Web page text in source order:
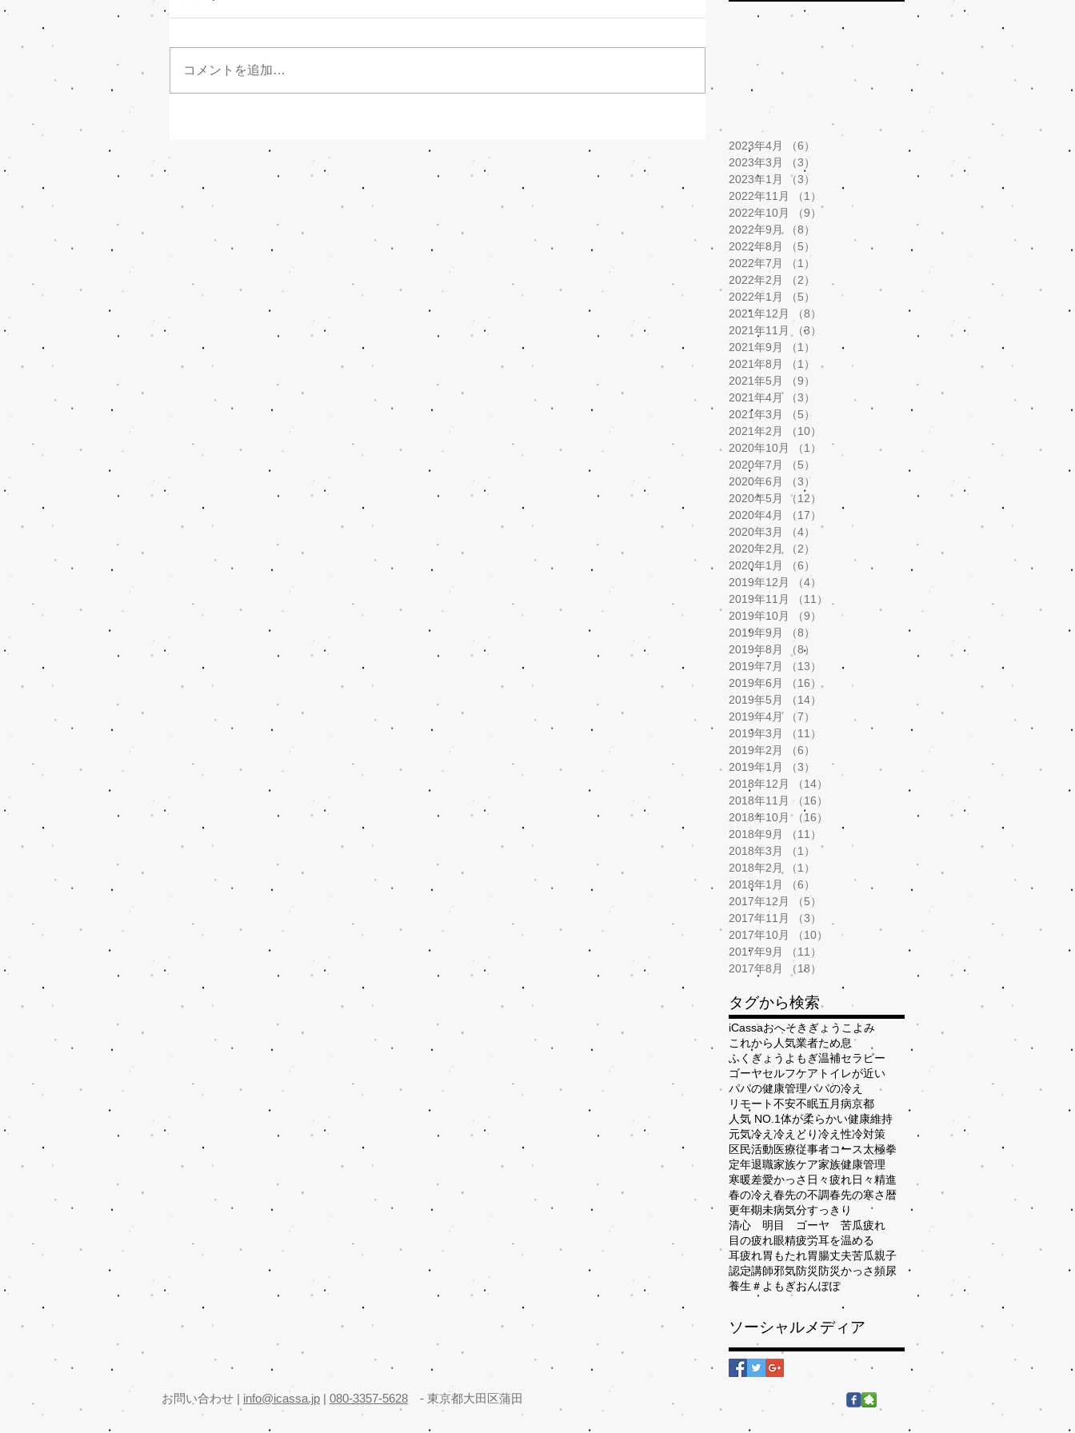
コメントを追加…
2023年4月 （6）
2023年3月
（3）
2023年1月
（3）
2022年11月
（1）
2022年10月
（9） 9件の記事
2022年9月
（8）
2022年8月
（5）
5件の記事
2022年7月
（1）
2022年2月
（2）
2022年1月
（5）
5件の記事
2021年12月
（8）
2021年11月
（3）
2021年9月
（1）
1件の記事
2021年8月
（1）
1件の記事
2021年5月
（9）
2021年4月
（3）
3件の記事
2021年3月
（5）
2021年2月
（10）
2020年10月
（1）
1件の記事
2020年7月
（5）
2020年6月
（3）
2020年5月
（12）
2020年4月
（17）
2020年3月
（4）
4件の記事
2020年2月
（2）
2020年1月
（6）
6件の記事
2019年12月
（4）
2019年11月
（11）
2019年10月
（9）
9件の記事
2019年9月
（8）
2019年8月
（8）
2019年7月
（13）
13件の記事
2019年6月
（16） 16件の記事
2019年5月
（14）
2019年4月
（7）
7件の記事
2019年3月
（11）
11件の記事
2019年2月
（6）
2019年1月
（3）
3件の記事
2018年12月
（14）
2018年11月 （16）
2018年10月
（16）
2018年9月
（11）
11件の記事
2018年3月
（1）
1件の記事
2018年2月
（1）
2018年1月
（6）
6件の記事
2017年12月
（5）
2017年11月
（3）
2017年10月
（10）
10件の記事
2017年9月
（11）
2017年8月
（18）
タグから検索
iCassaおへそきぎょう こよみ
これから人気業者ため息
ふくぎょう よもぎ温補セラピー
ゴーヤセルフケア トイレが近い
パパの健康管理パパの冷え
リモート不安不眠五月病京都
人気 NO.1体が柔らかい健康維持
元気冷え 冷えとり冷え性冷対策
区民活動医療従事者コース太極拳
定年退職家族ケア家族健康管理
寒暖差愛かっさ 日々疲れ日々精進
春の冷え 春先の不調春先の寒さ 暦
更年期未病気分すっきり
清心 明目 ゴーヤ 苦瓜疲れ
目の疲れ眼精疲労耳を温める
耳疲れ胃もたれ胃腸丈夫苦瓜親子
認定講師邪気防災防災かっさ頻尿
養生 ＃よもぎおんぽぽ
ソーシャルメディア
​お問い合わせ | info@icassa.jp | 080-3357-5628 - 東京都大田区蒲田